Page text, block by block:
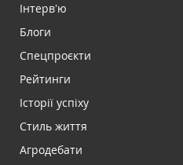
Інтервʼю
Блоги
Спецпроєкти
Рейтинги
Історії успіху
Стиль життя
Агродебати